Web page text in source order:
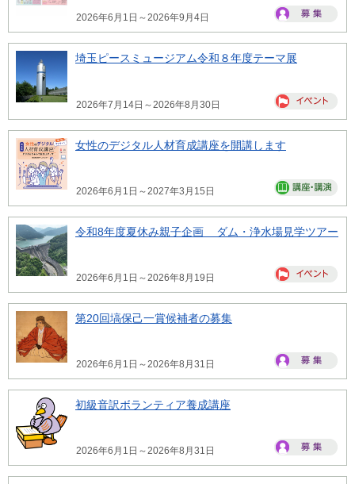
2026年6月1日～2026年9月4日
埼玉ピースミュージアム令和８年度テーマ展
2026年7月14日～2026年8月30日
女性のデジタル人材育成講座を開講します
2026年6月1日～2027年3月15日
令和8年度夏休み親子企画 ダム・浄水場見学ツアー
2026年6月1日～2026年8月19日
第20回塙保己一賞候補者の募集
2026年6月1日～2026年8月31日
初級音訳ボランティア養成講座
2026年6月1日～2026年8月31日